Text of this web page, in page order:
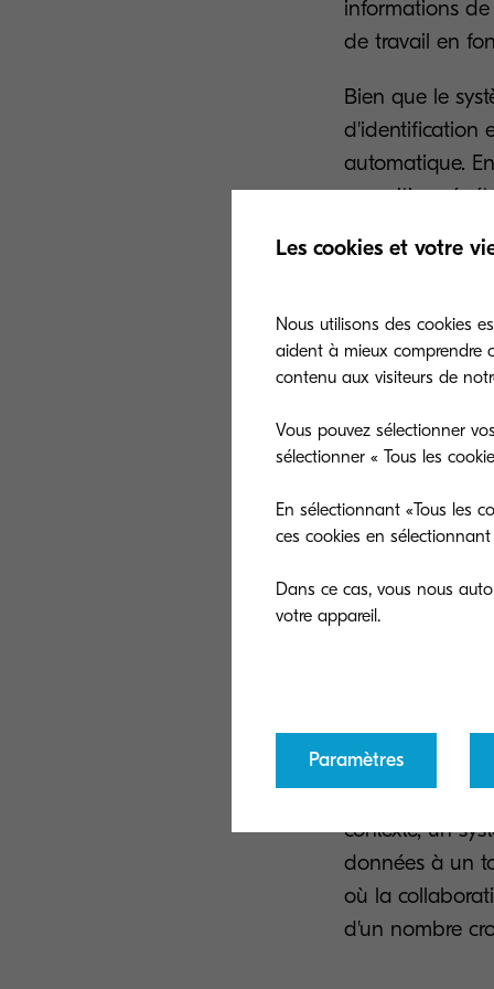
informations
de travail en
Bien que le
d'identification
automatique.
exposition
factures en
différents
endroits et
choisi par
Lorsque la
processus de
technologie
la précision et
2.
Grâce à sa
contexte, un
données à un
où la
d'un nombre
Les cookies et votre
Nous utilisons des cookies
aident à mieux comprendre
contenu aux visiteurs de
Vous pouvez sélectionner
sélectionner « Tous les
En sélectionnant «Tous les
ces cookies en
Dans ce cas, vous nous
votre appareil.
Paramètres